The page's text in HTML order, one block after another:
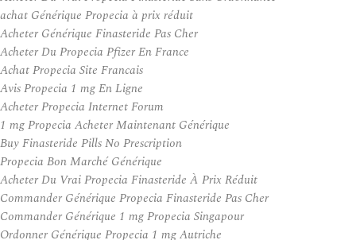
achat Générique Propecia à prix réduit
Acheter Générique Finasteride Pas Cher
Acheter Du Propecia Pfizer En France
Achat Propecia Site Francais
Avis Propecia 1 mg En Ligne
Acheter Propecia Internet Forum
1 mg Propecia Acheter Maintenant Générique
Buy Finasteride Pills No Prescription
Propecia Bon Marché Générique
Acheter Du Vrai Propecia Finasteride À Prix Réduit
Commander Générique Propecia Finasteride Pas Cher
Commander Générique 1 mg Propecia Singapour
Ordonner Générique Propecia 1 mg Autriche